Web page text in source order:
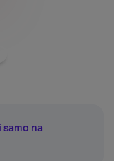
na